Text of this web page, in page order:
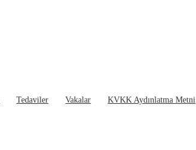
Tedaviler Vakalar KVKK Aydınlatma Metni